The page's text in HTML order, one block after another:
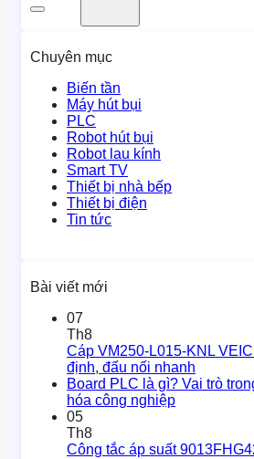
Chuyên mục
Biến tần
Máy hút bụi
PLC
Robot hút bụi
Robot lau kính
Smart TV
Thiết bị nhà bếp
Thiết bị điện
Tin tức
Bài viết mới
07
Th8
Cáp VM250-L015-KNL
định, đấu nối nhanh
Board PLC là gì? Vai trò
hóa công nghiệp
05
Th8
Công tắc áp suất